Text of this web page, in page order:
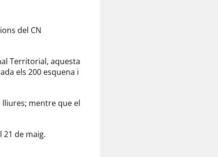
del CN
Territorial, aquesta
els 200 esquena i
lliures; mentre que el
de maig.